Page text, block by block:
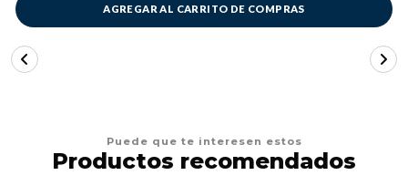
AGREGAR AL CARRITO DE COMPRAS
Puede que te interesen estos
Productos recomendados